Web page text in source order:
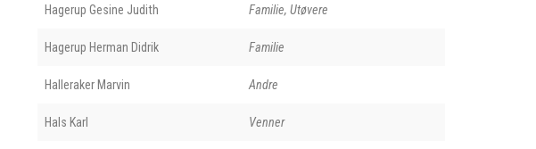
Hagerup Gesine Judith Familie, Utøvere
Hagerup Herman Didrik Familie
Halleraker Marvin Andre
Hals Karl Venner